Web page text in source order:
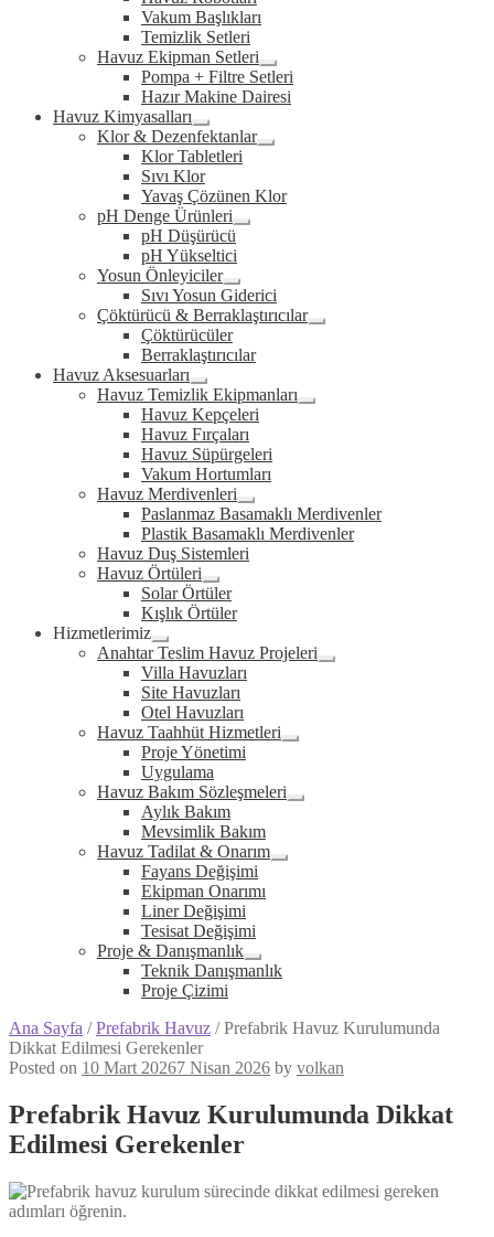
Vakum Başlıkları
Temizlik Setleri
Havuz Ekipman Setleri
Expand
child
menu
Pompa + Filtre Setleri
Hazır Makine Dairesi
Havuz Kimyasalları
Expand
child
menu
Klor & Dezenfektanlar
Expand
Klor Tabletleri
Sıvı Klor
Yavaş Çözünen Klor
pH Denge Ürünleri
Expand
pH Düşürücü
pH Yükseltici
Yosun Önleyiciler
Expand
child
menu
Sıvı Yosun Giderici
Çöktürücü & Berraklaştırıcılar
Expand
Çöktürücüler
Berraklaştırıcılar
Havuz Aksesuarları
Expand
child
menu
Havuz Temizlik Ekipmanları
Expand
Havuz Kepçeleri
Havuz Fırçaları
Havuz Süpürgeleri
Vakum Hortumları
Havuz Merdivenleri
Expand
child
menu
Paslanmaz Basamaklı Merdivenler
Plastik Basamaklı Merdivenler
Havuz Duş Sistemleri
Havuz Örtüleri
Expand
child
menu
Solar Örtüler
Kışlık Örtüler
Hizmetlerimiz
Expand
child
menu
Anahtar Teslim Havuz Projeleri
Expand
Villa Havuzları
Site Havuzları
Otel Havuzları
Havuz Taahhüt Hizmetleri
Expand
Proje Yönetimi
Uygulama
Havuz Bakım Sözleşmeleri
Expand
Aylık Bakım
Mevsimlik Bakım
Havuz Tadilat & Onarım
Expand
Fayans Değişimi
Ekipman Onarımı
Liner Değişimi
Tesisat Değişimi
Proje & Danışmanlık
Expand
child
Teknik Danışmanlık
Proje Çizimi
Ana Sayfa /Prefabrik Havuz /Prefabrik Havuz Kurulumunda
Dikkat Edilmesi Gerekenler
Posted on 10 Mart 20267 Nisan 2026 by volkan
Prefabrik Havuz Kurulumunda Dikkat
Edilmesi Gerekenler